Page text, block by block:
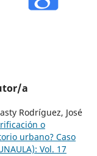
a
Rodríguez, José
o
urbano? Caso
Vol. 17